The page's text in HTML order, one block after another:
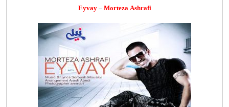
Eyvay–Morteza Ashrafi